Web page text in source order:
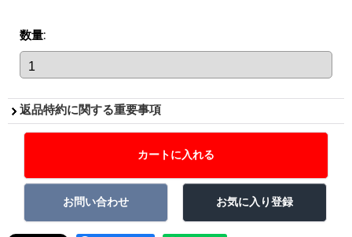
数量:
返品特約に関する重要事項